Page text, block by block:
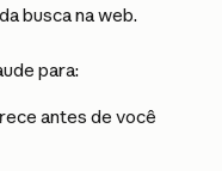
busca na web.
para:
antes de você